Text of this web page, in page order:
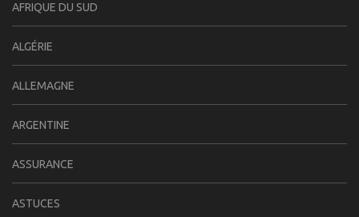
AFRIQUE DU SUD
ALGÉRIE
ALLEMAGNE
ARGENTINE
ASSURANCE
ASTUCES